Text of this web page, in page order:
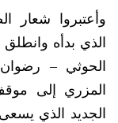
وأعتبروا شعار
الذي بدأه
الحوثي – رضوان
المزري إلى
الجديد الذي